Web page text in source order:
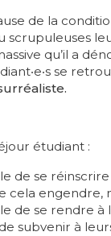
de la
scrupuleuses
qu’il a
se
étudiant :
de se
cela engendre,
de se rendre à
subvenir à